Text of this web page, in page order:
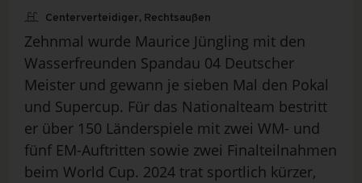
Centerverteidiger, Rechtsaußen
Zehnmal wurde Maurice Jüngling mit den
Wasserfreunden Spandau 04 Deutscher
Meister und gewann je sieben Mal den Pokal
und Supercup. Für das Nationalteam bestritt
er über 150 Länderspiele mit zwei WM- und
fünf EM-Auftritten sowie zwei Finalteilnahmen
beim World Cup. 2024 trat sportlich kürzer,